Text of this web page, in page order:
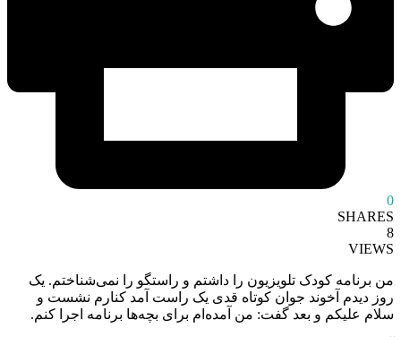
0
SHARES
8
VIEWS
من برنامه کودک تلویزیون را داشتم و راستگو را نمی‌شناختم. یک
روز دیدم آخوند جوان کوتاه‌ قدی یک‌ راست آمد کنارم نشست و
سلام‌ علیکم و بعد گفت: من آمده‌ام برای بچه‌ها برنامه اجرا کنم.